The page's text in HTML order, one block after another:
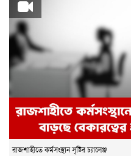
রাজশাহীতে কর্মসংস্থান সৃষ্টির চ্যালেঞ্জ